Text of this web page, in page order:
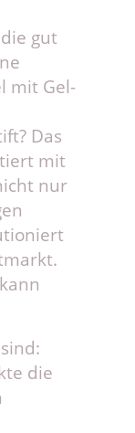
gut
mit Gel-
Das
mit
nur
die